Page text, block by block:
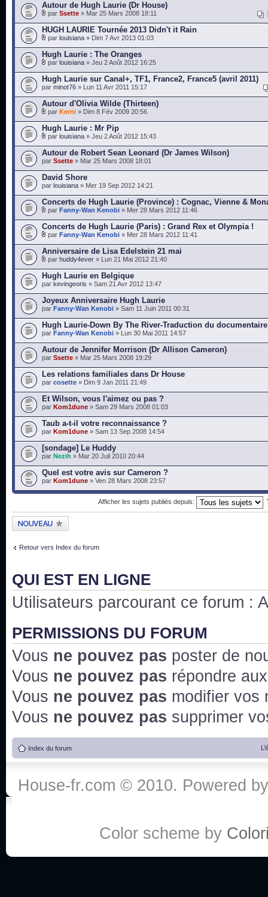
Autour de Hugh Laurie (Dr House)
par Ssette » Mar 25 Mars 2008 18:11
HUGH LAURIE Tournée 2013 Didn't it Rain
par louisiana » Dim 7 Avr 2013 01:03
Hugh Laurie : The Oranges
par louisiana » Jeu 2 Août 2012 16:25
Hugh Laurie sur Canal+, TF1, France2, France5 (avril 2011)
par minot76 » Lun 11 Avr 2011 15:17
Autour d'Olivia Wilde (Thirteen)
par Kerni » Dim 8 Fév 2009 20:56
Hugh Laurie : Mr Pip
par louisiana » Jeu 2 Août 2012 15:43
Autour de Robert Sean Leonard (Dr James Wilson)
par Ssette » Mar 25 Mars 2008 18:01
David Shore
par louisiana » Mer 19 Sep 2012 14:21
Concerts de Hugh Laurie (Province) : Cognac, Vienne &
par Fanny-Wan Kenobi » Mer 28 Mars 2012 11:46
Concerts de Hugh Laurie (Paris) : Grand Rex et Olympia !
par Fanny-Wan Kenobi » Mer 28 Mars 2012 11:41
Anniversaire de Lisa Edelstein 21 mai
par huddy4ever » Lun 21 Mai 2012 21:40
Hugh Laurie en Belgique
par kevingeoris » Sam 21 Avr 2012 13:47
Joyeux Anniversaire Hugh Laurie
par Fanny-Wan Kenobi » Sam 11 Juin 2011 00:31
Hugh Laurie-Down By The River-Traduction du documentaire
par Fanny-Wan Kenobi » Lun 30 Mai 2011 14:57
Autour de Jennifer Morrison (Dr Allison Cameron)
par Ssette » Mar 25 Mars 2008 19:29
Les relations familiales dans Dr House
par cosette » Dim 9 Jan 2011 21:49
Et Wilson, vous l'aimez ou pas ?
par Kom1dune » Sam 29 Mars 2008 01:03
Taub a-t-il votre reconnaissance ?
par Kom1dune » Sam 13 Sep 2008 14:54
[sondage] Le Huddy
par Nezih » Mar 20 Juil 2010 20:44
Quel est votre avis sur Cameron ?
par Kom1dune » Ven 28 Mars 2008 23:57
Afficher les sujets publiés depuis:
Publier un nouveau
sujet
Retour vers Index du forum
QUI EST EN LIGNE
Utilisateurs parcourant ce forum :
PERMISSIONS DU FORUM
Vous ne pouvez pas poster de
Vous ne pouvez pas répondre
Vous ne pouvez pas modifier vos
Vous ne pouvez pas supprimer
Index du forum
House-fr.com © 2010. Powered
Color scheme by